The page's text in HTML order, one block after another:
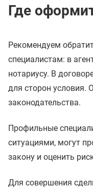
Где
Рекомендуем
специалистам: в
нотариусу. В
для сторон условия.
законодательства.
Профильные
ситуациями, могут
закону и оценить
Для совершения